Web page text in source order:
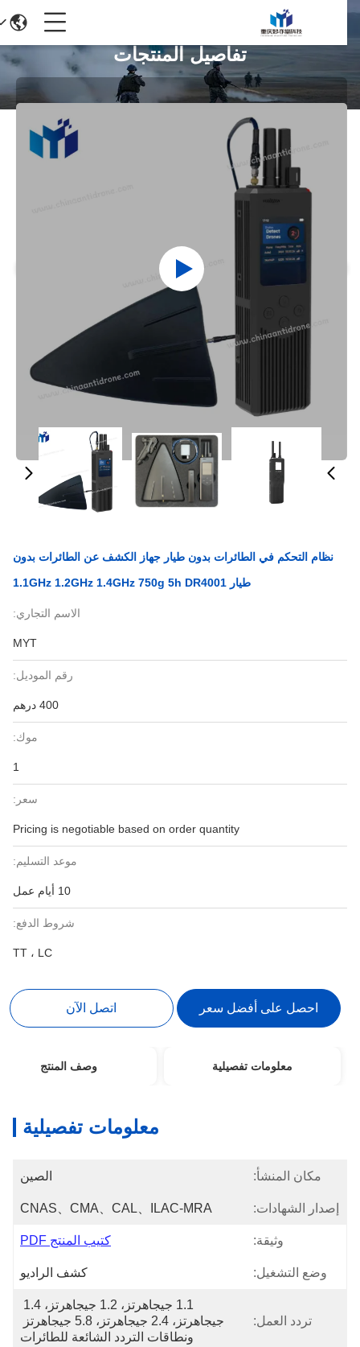
تفاصيل المنتجات
نظام التحكم في الطائرات بدون طيار جهاز الكشف عن الطائرات بدون
طيار 1.1GHz 1.2GHz 1.4GHz 750g 5h DR4001
الاسم التجاري:
MYT
رقم الموديل:
400 درهم
موك:
سعر:
Pricing is negotiable based on order quantity
موعد التسليم:
10 أيام عمل
شروط الدفع:
TT ، LC
احصل على أفضل سعر اتصل الآن
معلومات تفصيلية وصف المنتج
معلومات تفصيلية
مكان المنشأ: الصين
إصدار الشهادات: CNAS、CMA、CAL、ILAC-MRA
وثيقة: كتيب المنتج PDF
وضع التشغيل: كشف الراديو
تردد العمل:
1.1 جيجاهرتز، 1.2 جيجاهرتز، 1.4
جيجاهرتز، 2.4 جيجاهرتز، 5.8 جيجاهرتز
ونطاقات التردد الشائعة للطائرات